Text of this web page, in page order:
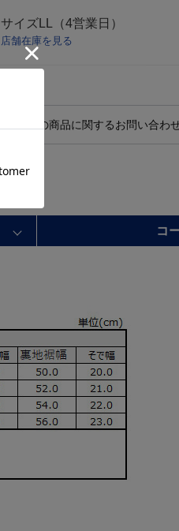
サイズ LL（4営業日）
店舗在庫を見る
この商品に関するお問い合わ
コ